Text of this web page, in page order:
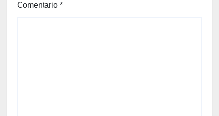
Comentario *